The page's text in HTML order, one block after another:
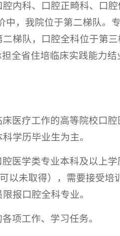
内科、口腔正畸科、口
，我院位于第二梯队。
梯队，口腔全科位于第
全省住培临床实践能力
床医疗工作的高等院校口
学历毕业生为主。
腔医学类专业本科及以上
以未取得），需要接受
报口腔全科专业。
项工作、学习任务。